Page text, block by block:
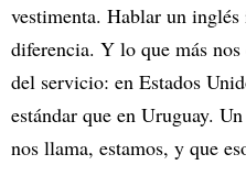
vestimenta. Hablar un
diferencia. Y lo que más
del servicio: en Estados
estándar que en Uruguay.
nos llama, estamos, y que